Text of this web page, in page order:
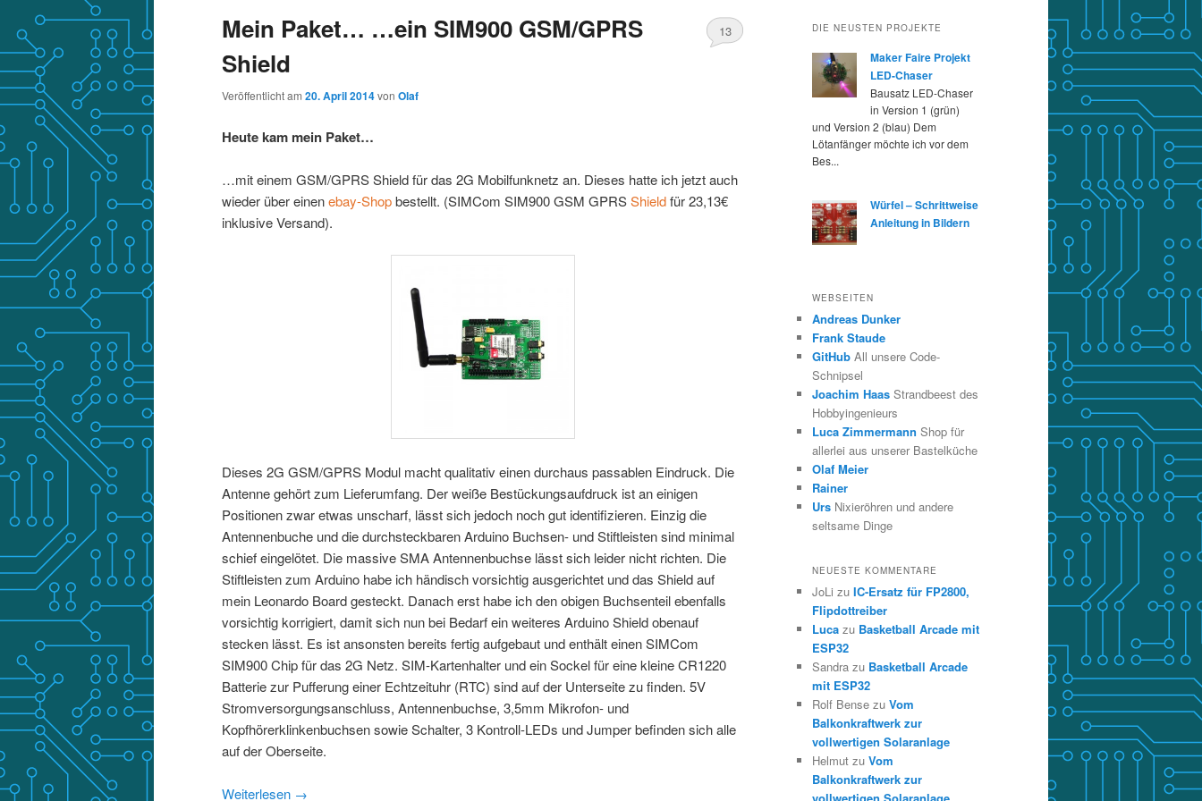
Mein Paket… …ein SIM900 GSM/GPRS
Shield
Veröffentlicht am 20. April 2014von Olaf
13
Heute kam mein Paket…
…mit einem GSM/GPRS Shield für das 2G Mobilfunknetz an. Dieses hatte ich jetzt auch
wieder über einenebay-Shopbestellt. (SIMCom SIM900 GSM GPRSShieldfür 23,13€
inklusive Versand).
Dieses 2G GSM/GPRS Modul macht qualitativ einen durchaus passablen Eindruck. Die
Antenne gehört zum Lieferumfang. Der weiße Bestückungsaufdruck ist an einigen
Positionen zwar etwas unscharf, lässt sich jedoch noch gut identifizieren. Einzig die
Antennenbuche und die durchsteckbaren Arduino Buchsen- und Stiftleisten sind minimal
schief eingelötet. Die massive SMA Antennenbuchse lässt sich leider nicht richten. Die
Stiftleisten zum Arduino habe ich händisch vorsichtig ausgerichtet und das Shield auf
mein Leonardo Board gesteckt. Danach erst habe ich den obigen Buchsenteil ebenfalls
vorsichtig korrigiert, damit sich nun bei Bedarf ein weiteres Arduino Shield obenauf
stecken lässt. Es ist ansonsten bereits fertig aufgebaut und enthält einen SIMCom
SIM900 Chip für das 2G Netz. SIM-Kartenhalter und ein Sockel für eine kleine CR1220
Batterie zur Pufferung einer Echtzeituhr (RTC) sind auf der Unterseite zu finden. 5V
Stromversorgungsanschluss, Antennenbuchse, 3,5mm Mikrofon- und
Kopfhörerklinkenbuchsen sowie Schalter, 3 Kontroll-LEDs und Jumper befinden sich alle
auf der Oberseite.
Weiterlesen →
DIE NEUSTEN PROJEKTE
Maker Faire Projekt
LED-Chaser
Bausatz LED-Chaser
in Version 1 (grün)
und Version 2 (blau) Dem
Lötanfänger möchte ich vor dem
Bes...
Würfel – Schrittweise
Anleitung in Bildern
WEBSEITEN
Andreas Dunker
Frank Staude
GitHub All unsere Code-
Schnipsel
Joachim Haas Strandbeest des
Hobbyingenieurs
Luca Zimmermann Shop für
allerlei aus unserer Bastelküche
Olaf Meier
Rainer
Urs Nixieröhren und andere
seltsame Dinge
NEUESTE KOMMENTARE
JoLi zu IC-Ersatz für FP2800,
Flipdottreiber
Luca zu Basketball Arcade mit
ESP32
Sandra zu Basketball Arcade
mit ESP32
Rolf Bense zu Vom
Balkonkraftwerk zur
vollwertigen Solaranlage
Helmut zu Vom
Balkonkraftwerk zur
vollwertigen Solaranlage